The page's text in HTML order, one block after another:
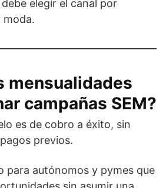
elegir el canal por
moda.
mensualidades
campañas SEM?
es de cobro a éxito, sin
previos.
para autónomos y pymes que